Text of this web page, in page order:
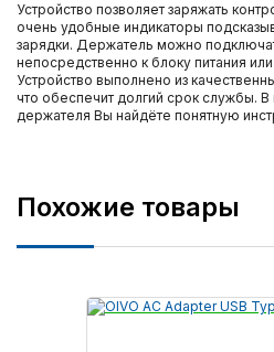
Устройство позволяет заряжать
очень удобные индикаторы
зарядки. Держатель можно
непосредственно к блоку питания
Устройство выполнено из
что обеспечит долгий срок службы.
держателя Вы найдёте понятную
Похожие товары